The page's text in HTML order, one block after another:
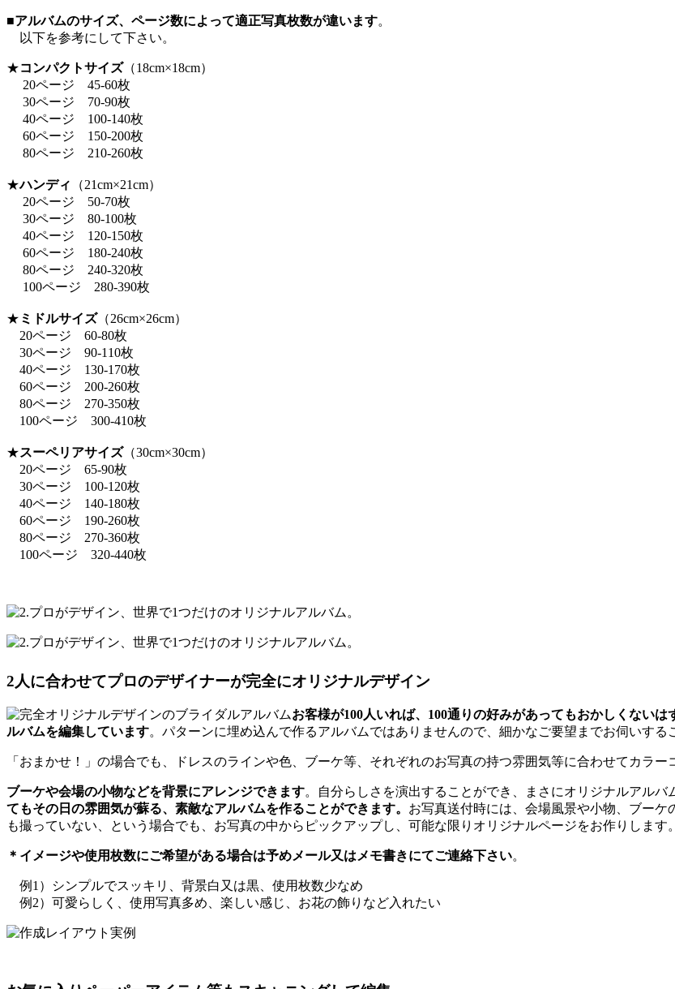
■アルバムのサイズ、ページ数によって適正写真枚数が違います。
以下を参考にして下さい。
★コンパクトサイズ（18cm×18cm）
20ページ 45-60枚
30ページ 70-90枚
40ページ 100-140枚
60ページ 150-200枚
80ページ 210-260枚
★ハンディ
（21cm×21cm）
20ページ 50-70枚
30ページ 80-100枚
40ページ 120-150枚
60ページ 180-240枚
80ページ 240-320枚
100ページ 280-390枚
★ ミドルサイズ（26cm×26cm）
20ページ 60-80枚
30ページ 90-110枚
40ページ 130-170枚
60ページ 200-260枚
80ページ 270-350枚
100ページ 300-410枚
★スーペリアサイズ（30cm×30cm）
20ページ 65-90枚
30ページ 100-120枚
40ページ 140-180枚
60ページ 190-260枚
80ページ 270-360枚
100ページ 320-440枚
2人に合わせてプロのデザイナーが完全にオリジナルデザイン
お客様が100人いれば、100通りの好みがあってもおかしくないは
ルバムを編集しています。パターンに埋め込んで作るアルバムではありませんので、細かなご要望までお伺いする
「おまかせ！」の場合でも、ドレスのラインや色、ブーケ等、それぞれのお写真の持つ雰囲気等に合わせてカラ
ブーケや会場の小物などを背景にアレンジできます。自分らしさを演出することができ、まさにオリジナルアル
てもその日の雰囲気が蘇る、素敵なアルバムを作ることができます。 お写真送付時には、会場風景や小物、ブー
も撮っていない、という場合でも、お写真の中からピックアップし、可能な限りオリジナルページをお作りします。
＊イメージや使用枚数にご希望がある場合は予めメール又はメモ書きにてご連絡下さい。
例1）シンプルでスッキリ、背景白又は黒、使用枚数少なめ
例2）可愛らしく、使用写真多め、楽しい感じ、お花の飾りなど入れたい